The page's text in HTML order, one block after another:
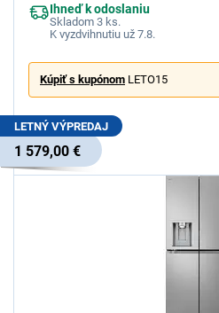
Ihneď k odoslaniu
Skladom 3 ks.
K vyzdvihnutiu už 7.8.
Kúpiť s kupónom LETO15
LETNÝ VÝPREDAJ
1 579,00 €